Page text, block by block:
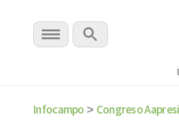
Infocampo > Congreso